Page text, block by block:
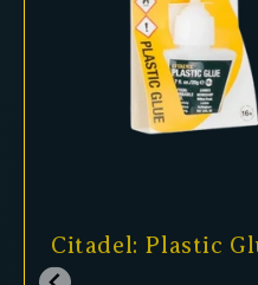
Citadel: Plastic